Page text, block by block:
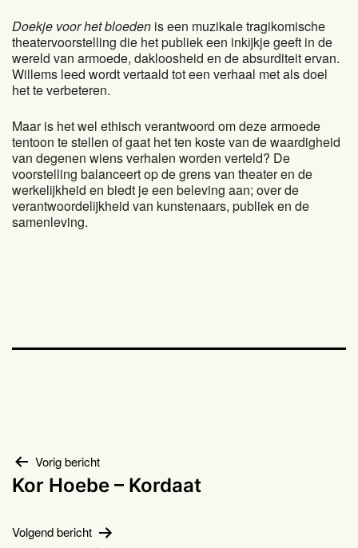
Doekje voor het bloeden is een muzikale tragikomische
theatervoorstelling die het publiek een inkijkje geeft in de
wereld van armoede, dakloosheid en de absurditeit ervan.
Willems leed wordt vertaald tot een verhaal met als doel
het te verbeteren.
Maar is het wel ethisch verantwoord om deze armoede
tentoon te stellen of gaat het ten koste van de waardigheid
van degenen wiens verhalen worden verteld? De
voorstelling balanceert op de grens van theater en de
werkelijkheid en biedt je een beleving aan; over de
verantwoordelijkheid van kunstenaars, publiek en de
samenleving.
Bericht
Vorig bericht
Kor Hoebe – Kordaat
Volgend bericht